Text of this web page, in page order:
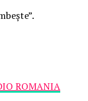
ROMANIA